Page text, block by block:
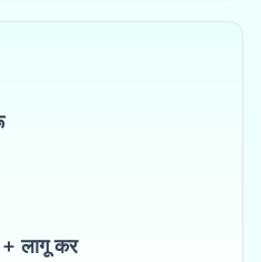
लागू कर